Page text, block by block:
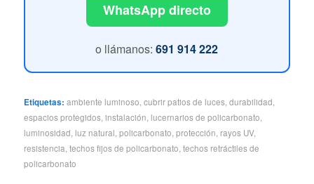
WhatsApp directo
o llámanos:691 914 222
Etiquetas: ambiente luminoso cubrir patios de luces, durabilidad
espacios protegidos, instalación lucernarios de policarbonato
luminosidad luz natural policarbonato protección rayos UV,
resistencia techos fijos de policarbonato techos retráctiles de
policarbonato